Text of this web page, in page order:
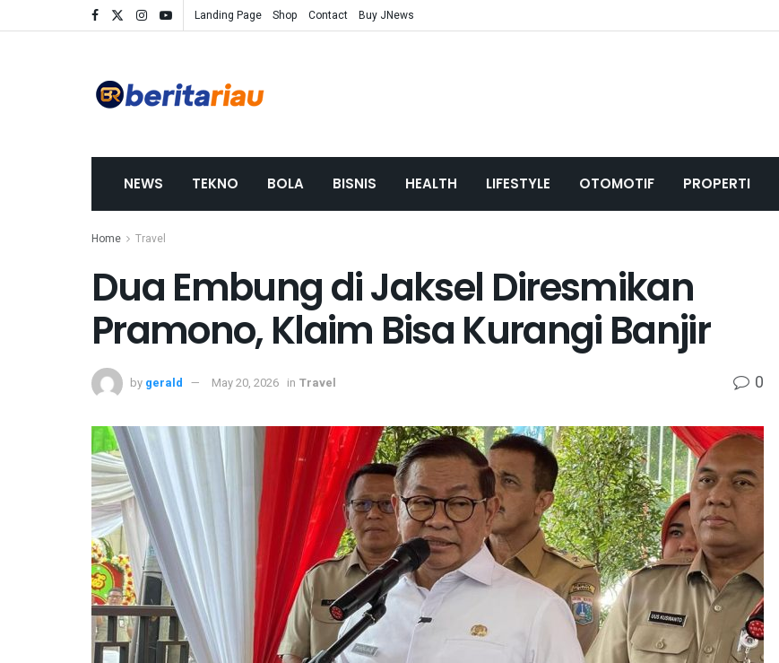
Landing Page Shop Contact Buy JNews
NEWS TEKNO BOLA BISNIS HEALTH LIFESTYLE OTOMOTIF PROPERTI
Home Travel
Dua Embung di Jaksel Diresmikan
Pramono, Klaim Bisa Kurangi Banjir
by gerald May 20, 2026 in Travel 0